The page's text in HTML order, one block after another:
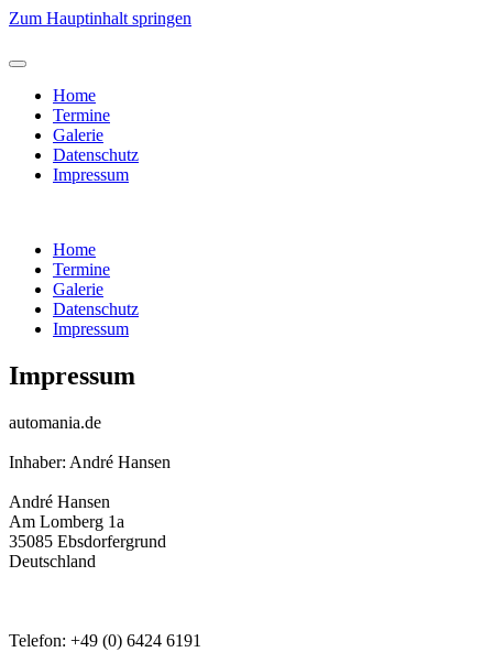
Zum Hauptinhalt springen
Home
Termine
Galerie
Datenschutz
Impressum
Home
Termine
Galerie
Datenschutz
Impressum
Impressum
automania.de
Inhaber: André Hansen
André Hansen
Am Lomberg 1a
35085 Ebsdorfergrund
Deutschland
Telefon: +49 (0) 6424 6191